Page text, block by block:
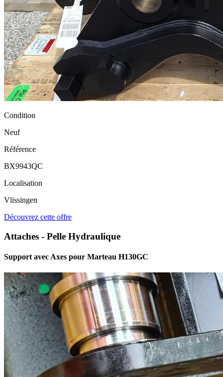
Condition
Neuf
Référence
BX9943QC
Localisation
Vlissingen
Découvrez cette offre
Attaches - Pelle Hydraulique
Support avec Axes pour Marteau H130GC